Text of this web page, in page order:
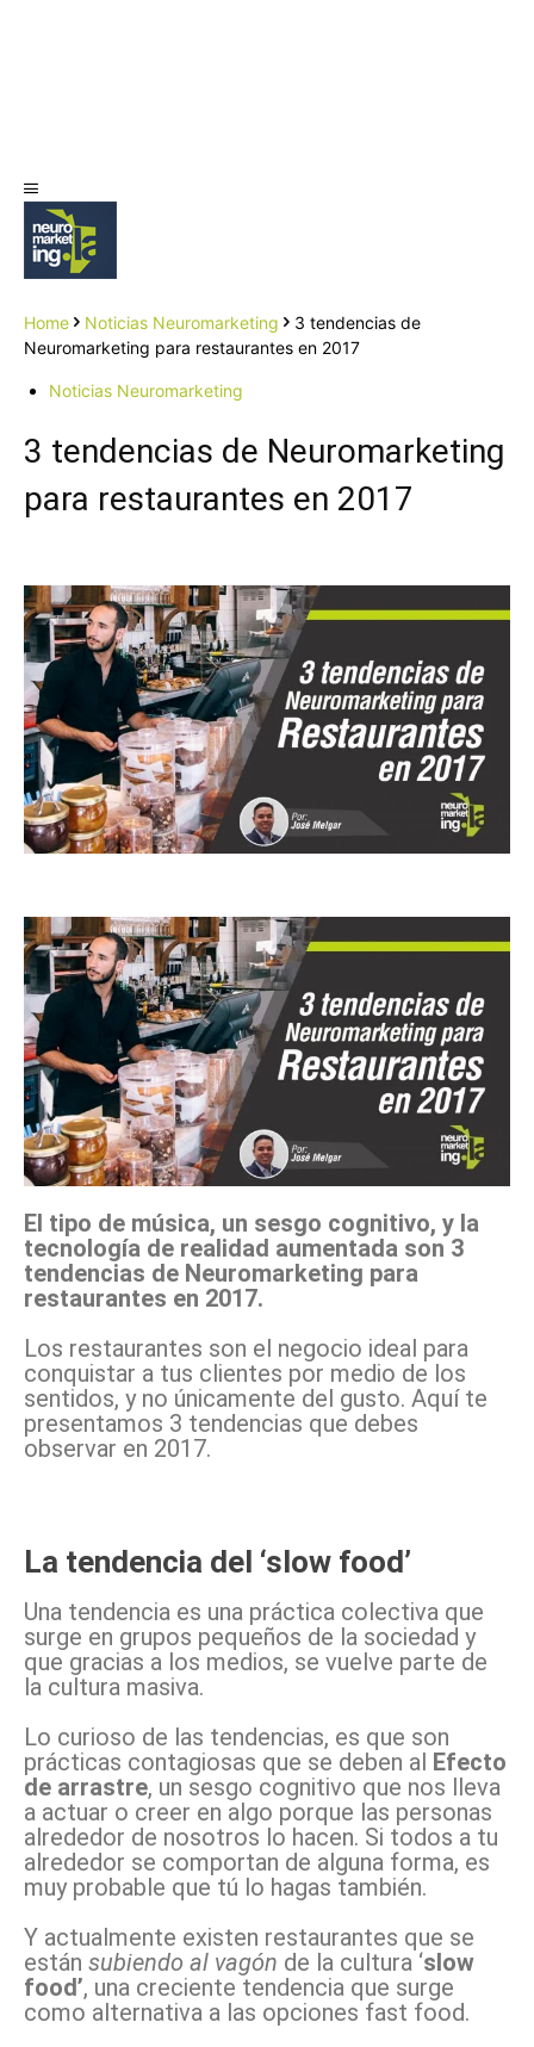
Home Noticias Neuromarketing
3 tendencias de
Neuromarketing para restaurantes en 2017
Noticias Neuromarketing
3 tendencias de Neuromarketing
para restaurantes en 2017
El tipo de música, un sesgo cognitivo, y la
tecnología de realidad aumentada son 3
tendencias de Neuromarketing para
restaurantes en 2017.
Los restaurantes son el negocio ideal para
conquistar a tus clientes por medio de los
sentidos, y no únicamente del gusto. Aquí te
presentamos 3 tendencias que debes
observar en 2017.
La tendencia del ‘slow food’
Una tendencia es una práctica colectiva que
surge en grupos pequeños de la sociedad y
que gracias a los medios, se vuelve parte de
la cultura masiva.
Lo curioso de las tendencias, es que son
prácticas contagiosas que se deben al Efecto
de arrastre, un sesgo cognitivo que nos lleva
a actuar o creer en algo porque las personas
alrededor de nosotros lo hacen. Si todos a tu
alrededor se comportan de alguna forma, es
muy probable que tú lo hagas también.
Y actualmente existen restaurantes que se
están subiendo al vagón de la cultura ‘slow
food’, una creciente tendencia que surge
como alternativa a las opciones fast food.